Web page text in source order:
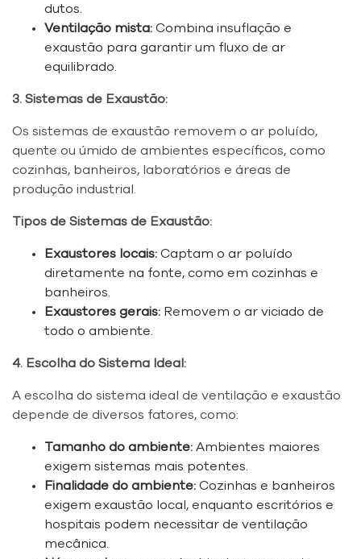
dutos.
Ventilação mista: Combina insuflação e
exaustão para garantir um fluxo de ar
equilibrado.
3. Sistemas de Exaustão:
Os sistemas de exaustão removem o ar poluído,
quente ou úmido de ambientes específicos, como
cozinhas, banheiros, laboratórios e áreas de
produção industrial.
Tipos de Sistemas de Exaustão:
Exaustores locais: Captam o ar poluído
diretamente na fonte, como em cozinhas e
banheiros.
Exaustores gerais: Removem o ar viciado de
todo o ambiente.
4. Escolha do Sistema Ideal:
A escolha do sistema ideal de ventilação e exaustão
depende de diversos fatores, como:
Tamanho do ambiente: Ambientes maiores
exigem sistemas mais potentes.
Finalidade do ambiente: Cozinhas e banheiros
exigem exaustão local, enquanto escritórios e
hospitais podem necessitar de ventilação
mecânica.